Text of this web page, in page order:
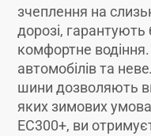
зчеплення на
дорозі,
комфортне
автомобілів та
шини дозволяють
яких зимових
EC300+, ви